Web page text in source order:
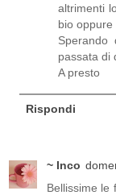
altrimenti
bio oppure
Sperando
passata di
A presto
Rispondi
~ Inco
Bellissime le